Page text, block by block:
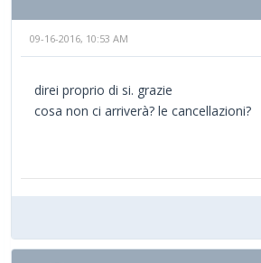
09-16-2016, 10:53 AM
direi proprio di si. grazie
cosa non ci arriverà? le cancellazioni?